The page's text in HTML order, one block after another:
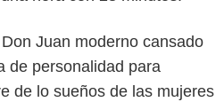
Juan moderno cansado
de personalidad para
de lo sueños de las mujeres